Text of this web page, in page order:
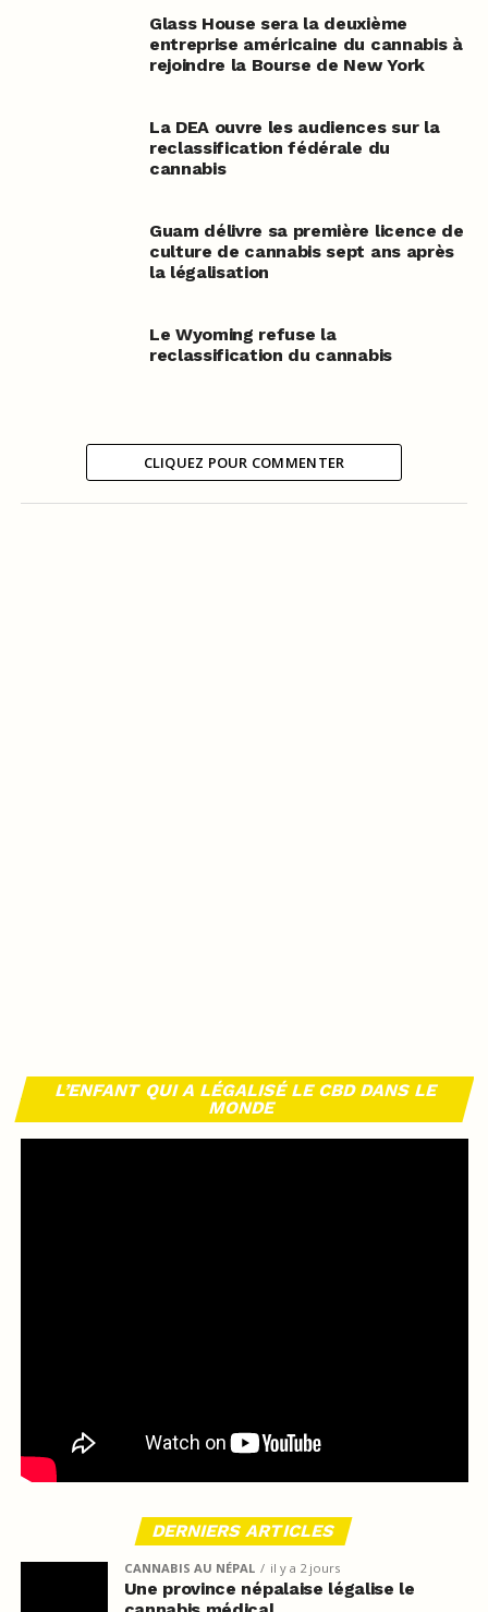
Glass House sera la deuxième
entreprise américaine du cannabis à
rejoindre la Bourse de New York
La DEA ouvre les audiences sur la
reclassification fédérale du
cannabis
Guam délivre sa première licence de
culture de cannabis sept ans après
la légalisation
Le Wyoming refuse la
reclassification du cannabis
CLIQUEZ POUR COMMENTER
L’ENFANT QUI A LÉGALISÉ LE CBD DANS LE
MONDE
DERNIERS ARTICLES
CANNABIS AU NÉPAL il y a 2 jours
Une province népalaise légalise le